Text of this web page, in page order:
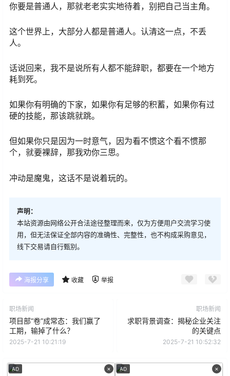
你要是普通人，那就老老实实地待着，别把自己当主角。
这个世界上，大部分人都是普通人。认清这一点，不丢
人。
话说回来，我不是说所有人都不能辞职，都要在一个地方
耗到死。
如果你有明确的下家，如果你有足够的积蓄，如果你有过
硬的技能，那该跳就跳。
但如果你只是因为一时意气，因为看不惯这个看不惯那
个，就要裸辞，那我劝你三思。
冲动是魔鬼，这话不是说着玩的。
声明：
本站资源由网络公开合法途径整理而来，仅为方便用户交流学习使
用，但无法保证全部内容的准确性、完整性，也不构成采购意见，
线下交易请自行甄别。
海报分享 收藏 举报
职场新闻
项目部“卷”成常态：我们赢了
工期，输掉了什么？
2025-7-21 10:21:19
职场新闻
求职背景调查：揭秘企业关注
的关键点
2025-7-21 10:52:32
×
AD ×
AD